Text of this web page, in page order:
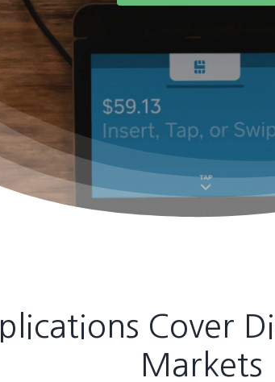
Cover
Markets